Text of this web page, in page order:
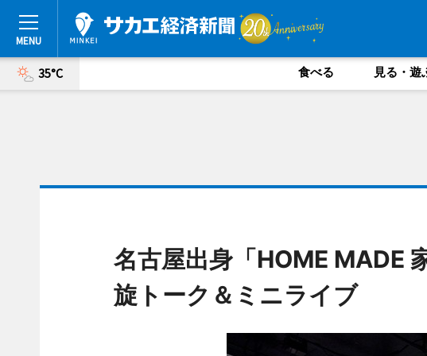
35°C 食べる 見る・遊
名古屋出身「HOME MADE
旋トーク＆ミニライブ